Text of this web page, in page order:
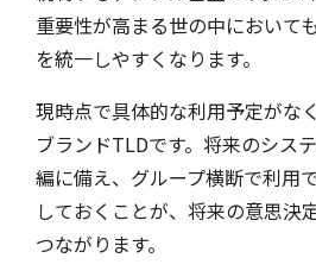
重要性が高まる世の中において
を統一しやすくなります。
現時点で具体的な利用予定がな
ブランドTLDです。将来のシス
編に備え、グループ横断で利用
しておくことが、将来の意思決
つながります。